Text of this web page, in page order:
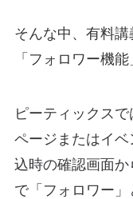
そんな中、有料
「フォロワー機能
ピーティックス
ページまたはイ
込時の確認画面
で「フォロワー」